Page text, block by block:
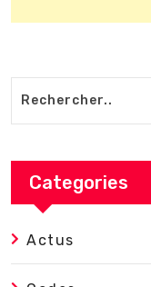
Categories
Actus